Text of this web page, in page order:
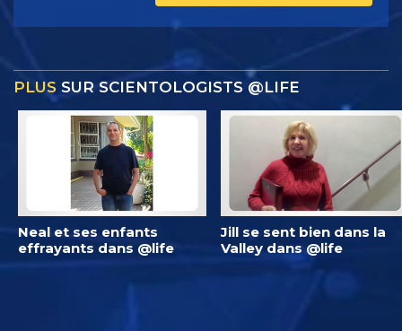
PLUS SUR SCIENTOLOGISTS @LIFE
Neal et ses enfants
effrayants dans @life
Jill se sent bien dans la
Valley dans @life